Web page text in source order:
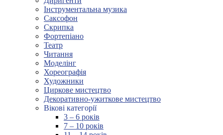
Інструментальна музика
Саксофон
Скрипка
Фортепіано
Театр
Читання
Моделінг
Хореографія
Художники
Циркове мистецтво
Декоративно-ужиткове мистецтво
Вікові категорії
3 – 6 років
7 – 10 років